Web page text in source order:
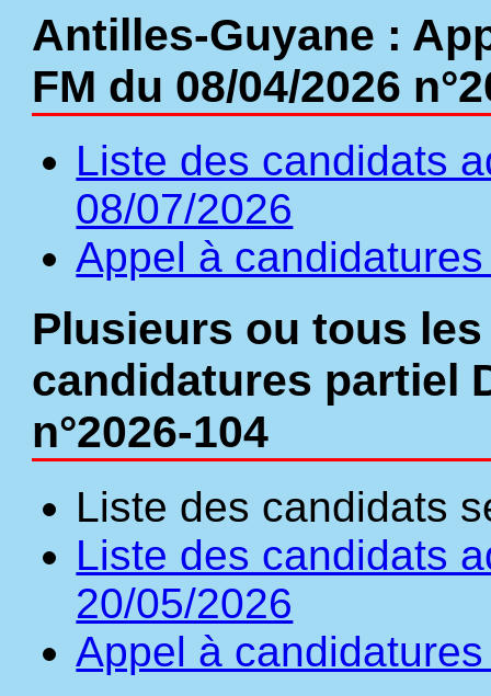
Antilles-Guyane :
FM du 08/04/2026
Liste des candidats
08/07/2026
Appel à
Plusieurs ou tous
candidatures partiel
n°2026-104
Liste des candidats
Liste des candidats
20/05/2026
Appel à